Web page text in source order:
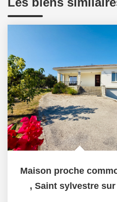
, Saint sylvestre